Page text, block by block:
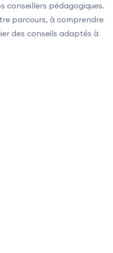
conseillers pédagogiques.
parcours, à comprendre
des conseils adaptés à